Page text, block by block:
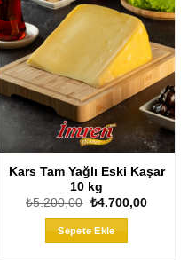
Kars Tam Yağlı Eski Kaşar
10 kg
₺5.200,00 Orijinal
₺5.200,00.
₺4.700,00Şu
Sepete Ekle